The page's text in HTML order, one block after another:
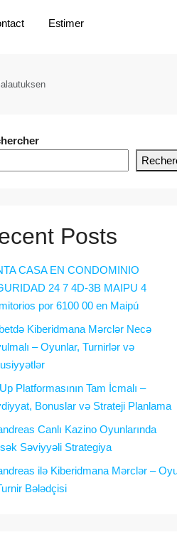
Estimer
Posts
CASA EN CONDOMINIO
24 7 4D-3B MAIPU 4
por 6100 00 en Maipú
Kiberidmana Mərclər Necə
– Oyunlar, Turnirlər və
Platformasının Tam İcmalı –
Bonuslar və Strateji Planlama
Canlı Kazino Oyunlarında
Səviyyəli Strategiya
ilə Kiberidmana Mərclər –
Bələdçisi